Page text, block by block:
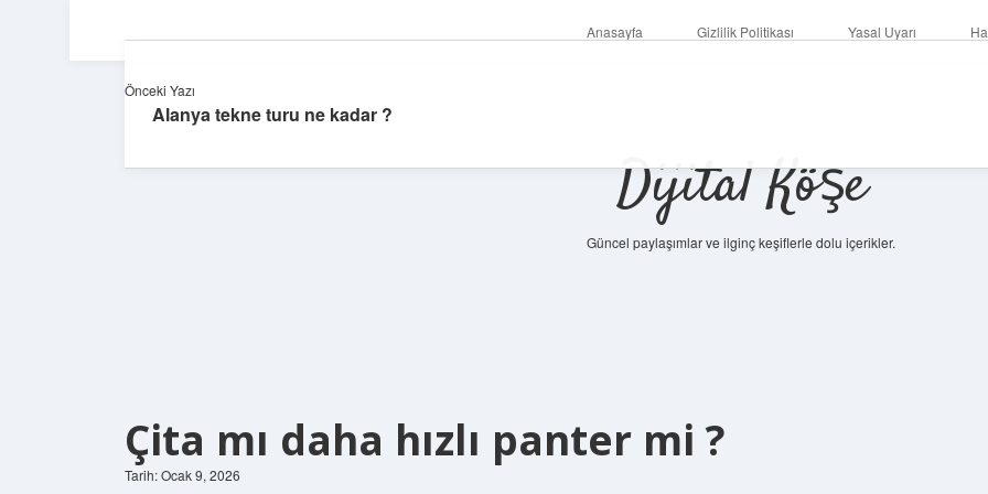
Anasayfa Gizlilik Politikası Yasal Uyarı
Dijital Köşe
Güncel paylaşımlar ve ilginç keşiflerle dolu içerikler.
Çita mı daha hızlı panter mi ?
Tarih: Ocak 9, 2026
Önceki Yazı
Alanya tekne turu ne kadar ?